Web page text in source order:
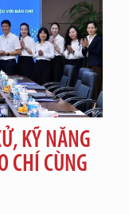
KỸ NĂNG
CHÍ CÙNG